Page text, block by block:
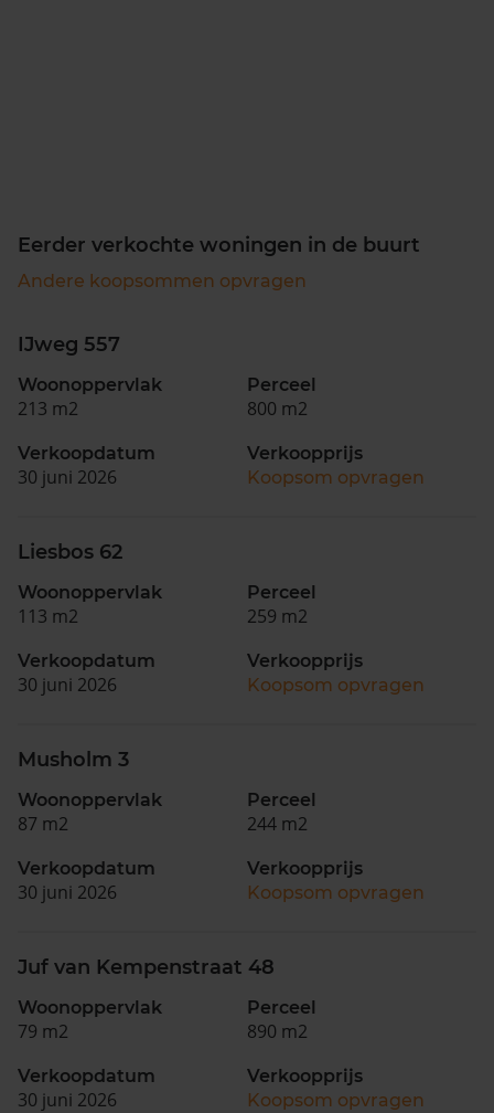
Eerder verkochte woningen in de buurt
Andere koopsommen opvragen
IJweg 557
Woonoppervlak
213 m2
Perceel
800 m2
Verkoopdatum
30 juni 2026
Verkoopprijs
Koopsom opvragen
Liesbos 62
Woonoppervlak
113 m2
Perceel
259 m2
Verkoopdatum
30 juni 2026
Verkoopprijs
Koopsom opvragen
Musholm 3
Woonoppervlak
87 m2
Perceel
244 m2
Verkoopdatum
30 juni 2026
Verkoopprijs
Koopsom opvragen
Juf van Kempenstraat 48
Woonoppervlak
79 m2
Perceel
890 m2
Verkoopdatum
30 juni 2026
Verkoopprijs
Koopsom opvragen